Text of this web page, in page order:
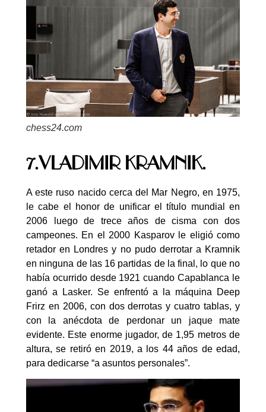
chess24.com
7.VLADIMIR KRAMNIK.
A este ruso nacido cerca del Mar Negro, en 1975,
le cabe el honor de unificar el título mundial en
2006 luego de trece años de cisma con dos
campeones. En el 2000 Kasparov le eligió como
retador en Londres y no pudo derrotar a Kramnik
en ninguna de las 16 partidas de la final, lo que no
había ocurrido desde 1921 cuando Capablanca le
ganó a Lasker. Se enfrentó a la máquina Deep
Frirz en 2006, con dos derrotas y cuatro tablas, y
con la anécdota de perdonar un jaque mate
evidente. Este enorme jugador, de 1,95 metros de
altura, se retiró en 2019, a los 44 años de edad,
para dedicarse “a asuntos personales”.